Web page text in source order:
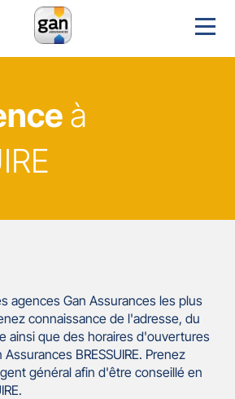
MENU
à
agences Gan Assurances les plus
connaissance de l'adresse, du
ainsi que des horaires d'ouvertures
BRESSUIRE. Prenez
général afin d'être conseillé en